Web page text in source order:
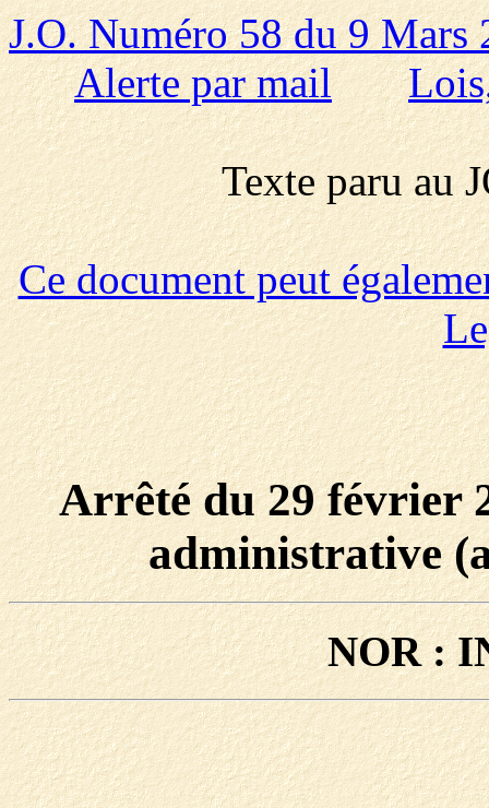
J.O. Numéro 58 du 9 Mars
Alerte par mail
Texte paru au
Ce document peut
Arrêté du 29 février
administrative
NOR :